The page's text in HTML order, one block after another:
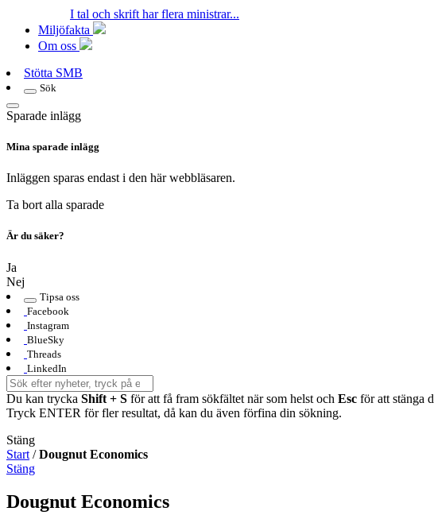
I tal och skrift har flera ministrar...
Miljöfakta
Om oss
Stötta SMB
Sök
Sparade inlägg
Mina sparade inlägg
Inläggen sparas endast i den här webbläsaren.
Ta bort alla sparade
Är du säker?
Ja
Nej
Tipsa oss
Facebook
Instagram
BlueSky
Threads
LinkedIn
Du kan trycka Shift + S för att få fram sökfältet när som helst och Esc för att stänga
Tryck ENTER för fler resultat, då kan du även förfina din sökning.
Stäng
Start /Dougnut Economics
Stäng
Dougnut Economics